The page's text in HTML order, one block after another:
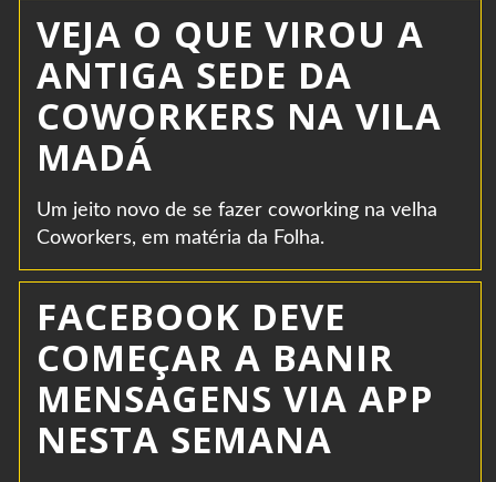
VEJA O QUE VIROU A
ANTIGA SEDE DA
COWORKERS NA VILA
MADÁ
Um jeito novo de se fazer coworking na velha
Coworkers, em matéria da Folha.
FACEBOOK DEVE
COMEÇAR A BANIR
MENSAGENS VIA APP
NESTA SEMANA